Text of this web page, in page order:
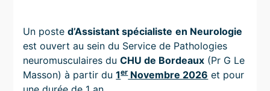
Un posted’Assistant spécialiste en Neurologie
est ouvert au sein du Service de Pathologies
neuromusculaires duCHU de Bordeaux (Pr G Le
Masson) à partir du1erNovembre 2026 et pour